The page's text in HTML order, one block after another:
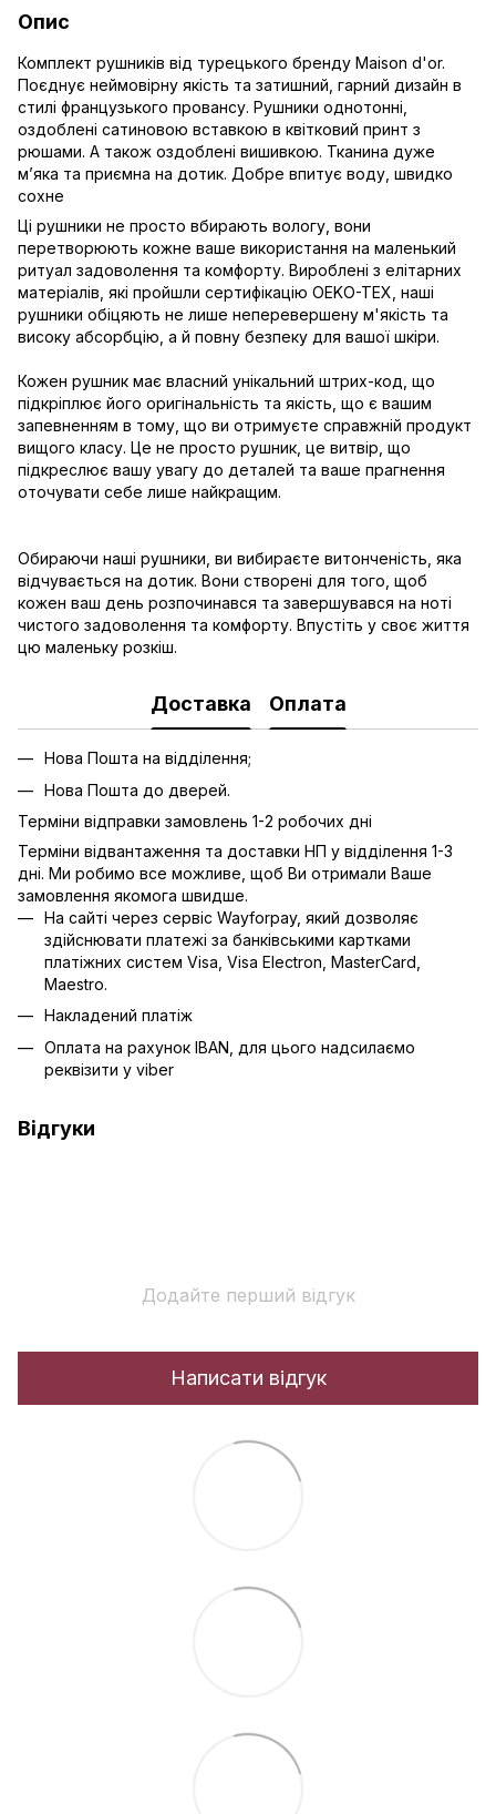
Опис
Комплект рушників від турецького бренду Maison d'or.
Поєднує неймовірну якість та затишний, гарний дизайн в
стилі французького провансу. Рушники однотонні,
оздоблені сатиновою вставкою в квітковий принт з
рюшами. А також оздоблені вишивкою. Тканина дуже
мʼяка та приємна на дотик. Добре впитує воду, швидко
сохне
Ці рушники не просто вбирають вологу, вони
перетворюють кожне ваше використання на маленький
ритуал задоволення та комфорту. Вироблені з елітарних
матеріалів, які пройшли сертифікацію OEKO-TEX, наші
рушники обіцяють не лише неперевершену м'якість та
високу абсорбцію, а й повну безпеку для вашої шкіри.
Кожен рушник має власний унікальний штрих-код, що
підкріплює його оригінальність та якість, що є вашим
запевненням в тому, що ви отримуєте справжній продукт
вищого класу. Це не просто рушник, це витвір, що
підкреслює вашу увагу до деталей та ваше прагнення
оточувати себе лише найкращим.
Обираючи наші рушники, ви вибираєте витонченість, яка
відчувається на дотик. Вони створені для того, щоб
кожен ваш день розпочинався та завершувався на ноті
чистого задоволення та комфорту. Впустіть у своє життя
цю маленьку розкіш.
Доставка Оплата
Нова Пошта на відділення;
Нова Пошта до дверей.
Терміни відправки замовлень 1-2 робочих дні
Терміни відвантаження та доставки НП у відділення 1-3
дні. Ми робимо все можливе, щоб Ви отримали Ваше
замовлення якомога швидше.
На сайті через сервіс Wayforpay, який дозволяє
здійснювати платежі за банківськими картками
платіжних систем Visa, Visa Electron, MasterCard,
Maestro.
Накладений платіж
Оплата на рахунок IBAN, для цього надсилаємо
реквізити у viber
Відгуки
Додайте перший відгук
Написати відгук